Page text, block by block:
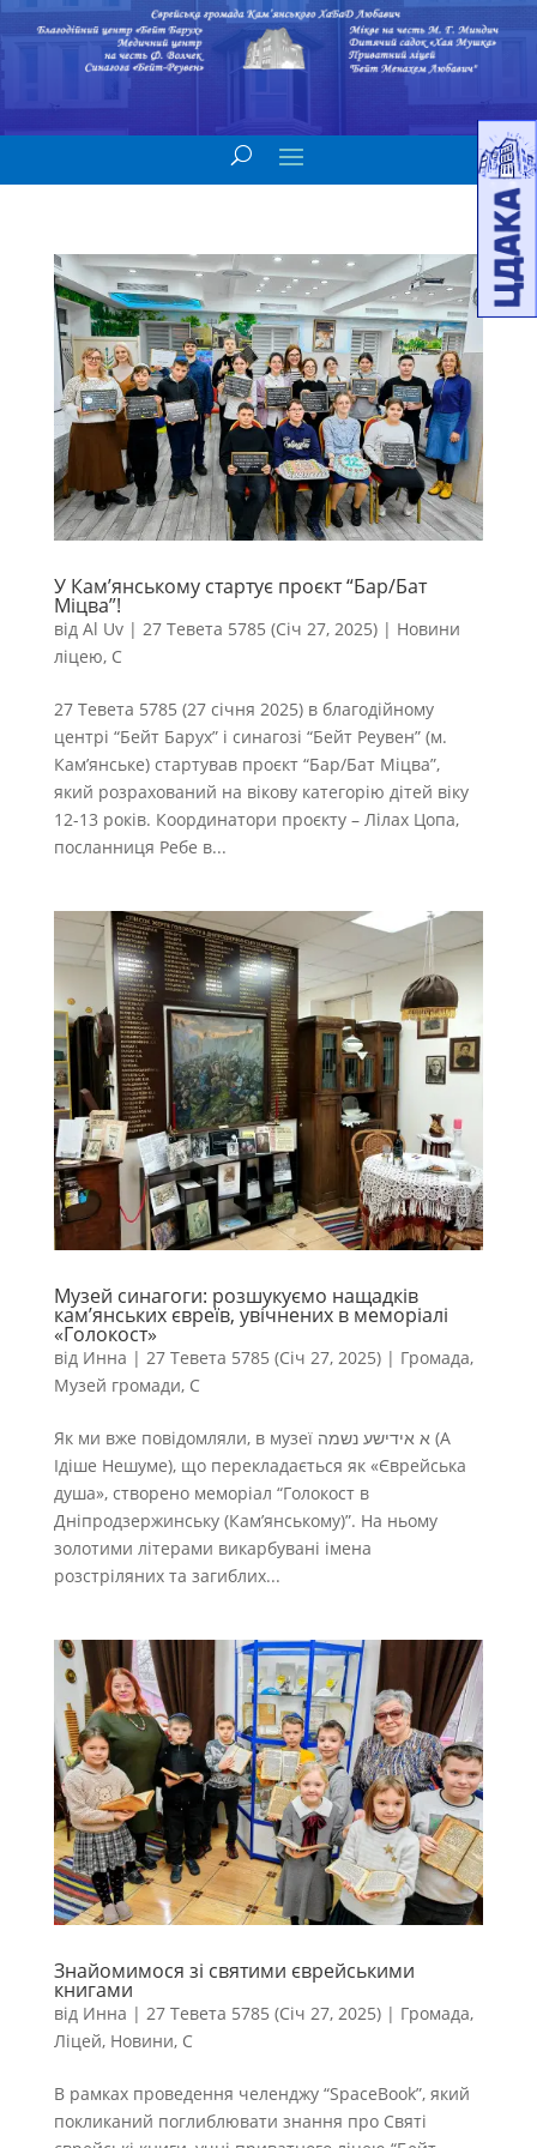
У Кам’янському стартує проєкт “Бар/Бат
Міцва”!
від Al Uv| 27 Тевета 5785 (Січ 27, 2025)| Новини
ліцею, С
27 Тевета 5785 (27 січня 2025) в благодійному
центрі “Бейт Барух” і синагозі “Бейт Реувен” (м.
Кам’янське) стартував проєкт “Бар/Бат Міцва”,
який розрахований на вікову категорію дітей віку
12-13 років. Координатори проєкту – Лілах Цопа,
посланниця Ребе в...
Музей синагоги: розшукуємо нащадків
кам’янських євреїв, увічнених в меморіалі
«Голокост»
від Инна | 27 Тевета 5785 (Січ 27, 2025)| Громада,
Музей громади, С
Як ми вже повідомляли, в музеї א אידישע נשמה (А
Ідіше Нешуме), що перекладається як «Єврейська
душа», створено меморіал “Голокост в
Дніпродзержинську (Кам’янському)”. На ньому
золотими літерами викарбувані імена
розстріляних та загиблих...
Знайомимося зі святими єврейськими
книгами
від Инна | 27 Тевета 5785 (Січ 27, 2025)| Громада,
Ліцей, Новини, С
В рамках проведення челенджу “SpaceBook”, який
покликаний поглиблювати знання про Святі